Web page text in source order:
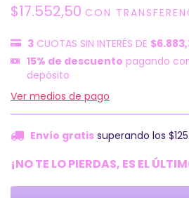
$17.552,50 CON
3 CUOTAS SIN INTERÉS DE
15% de descuento pagando
depósito
Ver medios de pago
Envío gratis superando los
¡NO TE LO PIERDAS, ES EL